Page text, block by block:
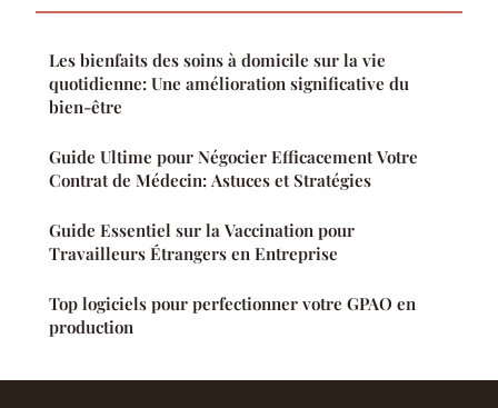
Les bienfaits des soins à domicile sur la vie
quotidienne: Une amélioration significative du
bien-être
Guide Ultime pour Négocier Efficacement Votre
Contrat de Médecin: Astuces et Stratégies
Guide Essentiel sur la Vaccination pour
Travailleurs Étrangers en Entreprise
Top logiciels pour perfectionner votre GPAO en
production